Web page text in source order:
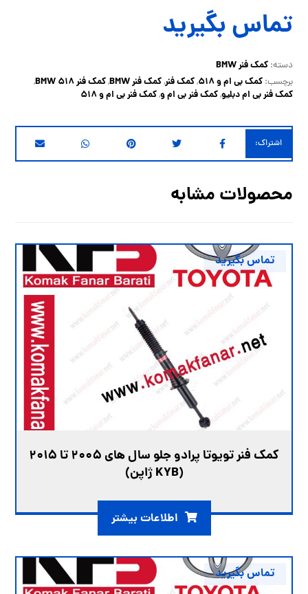
تماس بگیرید
دسته:کمک فنر BMW
برچسب:کمک بی ام و 518 ,کمک فنر,کمک فنر BMW ,کمک فنر BMW 518 ,
کمک فنر بی ام دبلیو,کمک فنر بی ام و,کمک فنر بی ام و 518
محصولات مشابه
کمک فنر تویوتا پرادو جلو سال های 2005 تا 2015
(KYB ژاپن)
تماس بگیرید
اطلاعات بیشتر
تماس بگیرید